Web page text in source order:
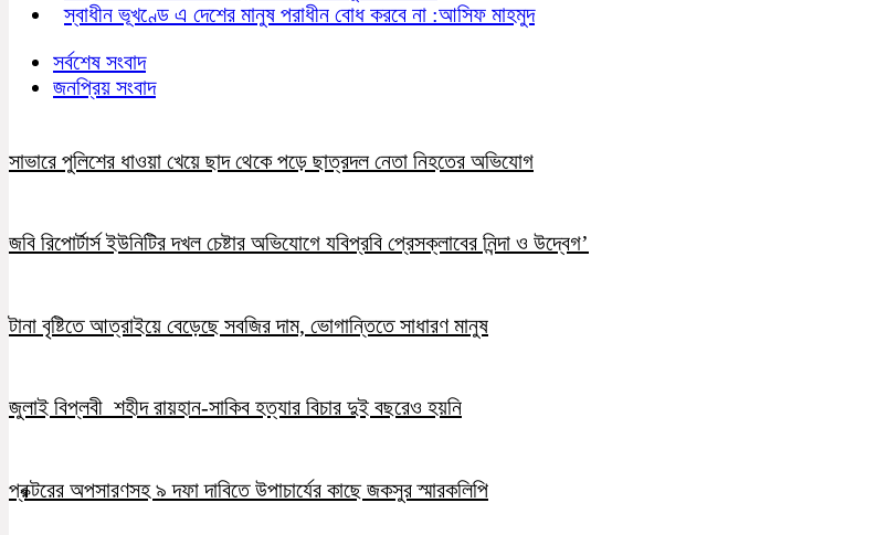
স্বাধীন ভূখণ্ডে এ দেশের মানুষ পরাধীন বোধ করবে না :আসিফ মাহমুদ
সর্বশেষ সংবাদ
জনপ্রিয় সংবাদ
সাভারে পুলিশের ধাওয়া খেয়ে ছাদ থেকে পড়ে ছাত্রদল নেতা নিহতের অভিযোগ
জবি রিপোর্টার্স ইউনিটির দখল চেষ্টার অভিযোগে যবিপ্রবি প্রেসক্লাবের নিন্দা ও উদ্বেগ’
টানা বৃষ্টিতে আত্রাইয়ে বেড়েছে সবজির দাম, ভোগান্তিতে সাধারণ মানুষ
জুলাই বিপ্লবী শহীদ রায়হান-সাকিব হত্যার বিচার দুই বছরেও হয়নি
প্রক্টরের অপসারণসহ ৯ দফা দাবিতে উপাচার্যের কাছে জকসুর স্মারকলিপি